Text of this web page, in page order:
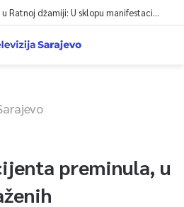
Dova za domovinu i zikir u Ratnoj džamiji: U sklopu manifestacije „Odbrana BiH – Igman 2026“ odana počast herojima
preminula, u